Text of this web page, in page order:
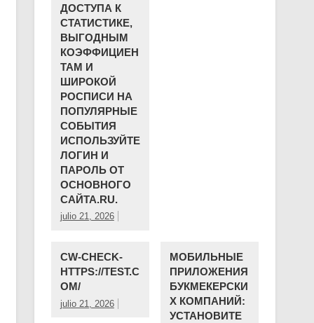
ДОСТУПА К
СТАТИСТИКЕ,
ВЫГОДНЫМ
КОЭФФИЦИЕН
ТАМ И
ШИРОКОЙ
РОСПИСИ НА
ПОПУЛЯРНЫЕ
СОБЫТИЯ
ИСПОЛЬЗУЙТЕ
ЛОГИН И
ПАРОЛЬ ОТ
ОСНОВНОГО
САЙТА.RU.
julio 21, 2026
CW-CHECK-
HTTPS://TEST.C
OM/
julio 21, 2026
МОБИЛЬНЫЕ
ПРИЛОЖЕНИЯ
БУКМЕКЕРСКИ
Х КОМПАНИЙ:
УСТАНОВИТЕ